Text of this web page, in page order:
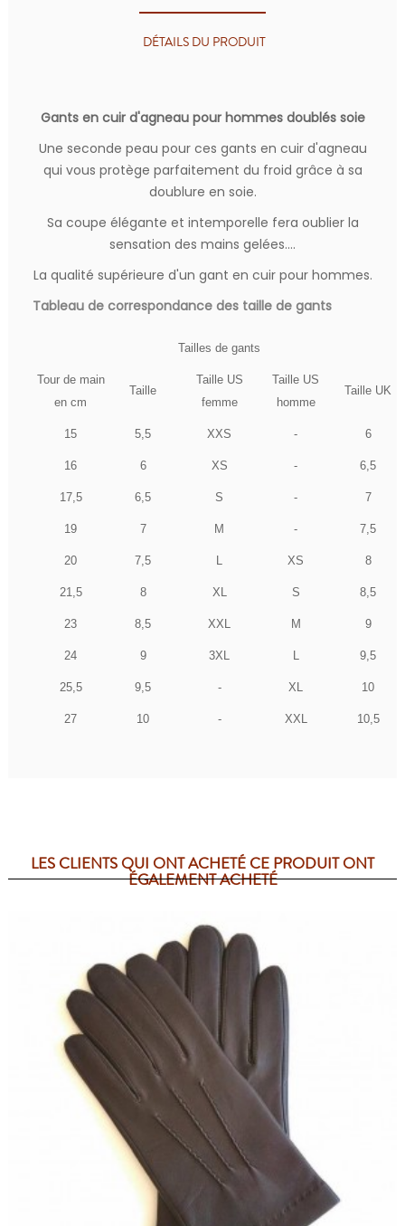
DÉTAILS DU PRODUIT
Gants en cuir d'agneau pour hommes doublés soie
Une seconde peau pour ces gants en cuir d'agneau
qui vous protège parfaitement du froid grâce à sa
doublure en soie.
Sa coupe élégante et intemporelle fera oublier la
sensation des mains gelées....
La qualité supérieure d'un gant en cuir pour hommes.
Tableau de correspondance des taille de gants
Tailles de gants
Tour de main
en cm
Taille
Taille US
femme
Taille US
homme
Taille UK
15 5,5 XXS - 6
16 6 XS - 6,5
17,5 6,5 S - 7
19 7 M - 7,5
20 7,5 XS 8
21,5 8 XL S 8,5
23 8,5 XXL M 9
24 9 3XL 9,5
25,5 9,5 - XL 10
27 10 - XXL 10,5
LES CLIENTS QUI ONT ACHETÉ CE PRODUIT ONT
ÉGALEMENT ACHETÉ